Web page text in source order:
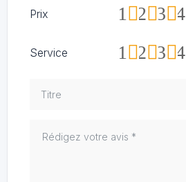
Prix 4
3
2
1
Service 4
3
2
1